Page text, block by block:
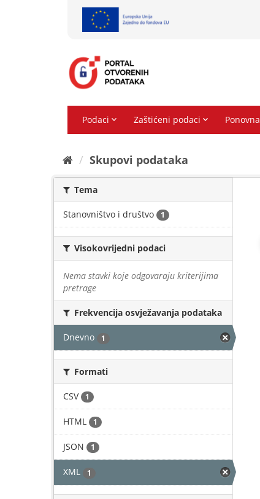
Skupovi podаtаkа
Tema
Stanovništvo i društvo 1
Visokovrijedni podaci
Nema stavki koje odgovaraju kriterijima
pretrage
Frekvencija osvježavanja podataka
Dnevno 1
Formati
CSV 1
HTML 1
JSON 1
XML 1